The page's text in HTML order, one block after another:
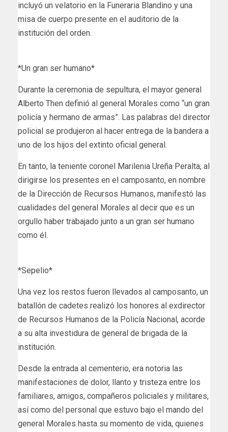
incluyó un velatorio en la Funeraria Blandino y una
misa de cuerpo presente en el auditorio de la
institución del orden.
*Un gran ser humano*
Durante la ceremonia de sepultura, el mayor general
Alberto Then definió al general Morales como “un gran
policía y hermano de armas”. Las palabras del director
policial se produjeron al hacer entrega de la bandera a
uno de los hijos del extinto oficial general.
En tanto, la teniente coronel Marilenia Ureña Peralta, al
dirigirse los presentes en el camposanto, en nombre
de la Dirección de Recursos Humanos, manifestó las
cualidades del general Morales al decir que es un
orgullo haber trabajado junto a un gran ser humano
como él.
*Sepelio*
Una vez los restos fueron llevados al camposanto, un
batallón de cadetes realizó los honores al exdirector
de Recursos Humanos de la Policía Nacional, acorde
a su alta investidura de general de brigada de la
institución.
Desde la entrada al cementerio, era notoria las
manifestaciones de dolor, llanto y tristeza entre los
familiares, amigos, compañeros policiales y militares,
así como del personal que estuvo bajo el mando del
general Morales hasta su momento de vida, quienes